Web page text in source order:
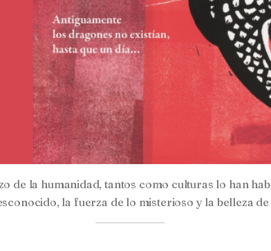
de la humanidad, tantos como culturas lo han
la fuerza de lo misterioso y la belleza